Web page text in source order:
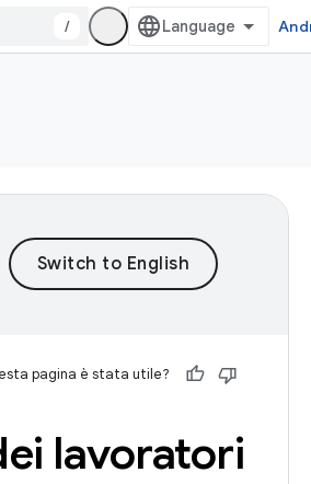
/
pagina è stata utile?
lavoratori